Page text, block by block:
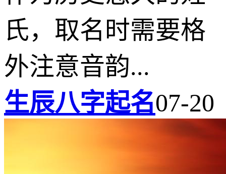
氏，取名时需要格
外注意音韵...
生辰八字起名07-20